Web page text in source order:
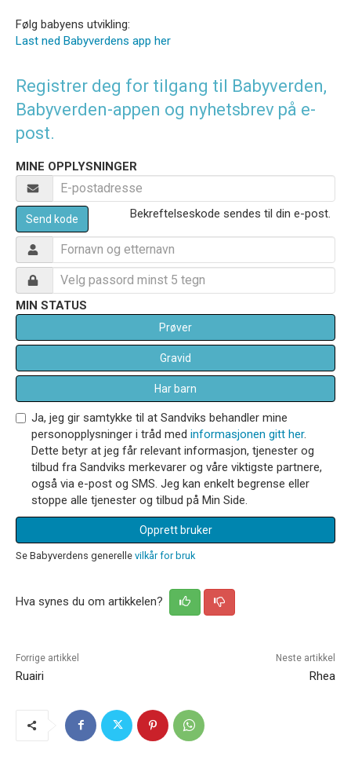
Følg babyens utvikling:
Last ned Babyverdens app her
Registrer deg for tilgang til Babyverden,
Babyverden-appen og nyhetsbrev på e-
post.
MINE OPPLYSNINGER
Send kode Bekreftelseskode sendes til din e-post.
MIN STATUS
Prøver
Gravid
Har barn
Ja, jeg gir samtykke til at Sandviks behandler mine
personopplysninger i tråd med informasjonen gitt her.
Dette betyr at jeg får relevant informasjon, tjenester og
tilbud fra Sandviks merkevarer og våre viktigste partnere,
også via e-post og SMS. Jeg kan enkelt begrense eller
stoppe alle tjenester og tilbud på Min Side.
Opprett bruker
Se Babyverdens generelle vilkår for bruk
Hva synes du om artikkelen?
Forrige artikkel
Ruairi
Neste artikkel
Rhea